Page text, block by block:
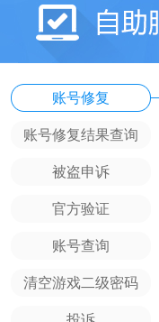
账号修复
账号修复结果查询
被盗申诉
官方验证
账号查询
清空游戏二级密码